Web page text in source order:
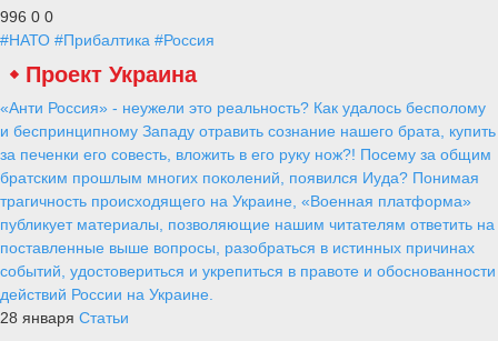
996 0 0
#НАТО #Прибалтика #Россия
Проект Украина
«Анти Россия» - неужели это реальность? Как удалось бесполому
и беспринципному Западу отравить сознание нашего брата, купить
за печенки его совесть, вложить в его руку нож?! Посему за общим
братским прошлым многих поколений, появился Иуда? Понимая
трагичность происходящего на Украине, «Военная платформа»
публикует материалы, позволяющие нашим читателям ответить на
поставленные выше вопросы, разобраться в истинных причинах
событий, удостовериться и укрепиться в правоте и обоснованности
действий России на Украине.
28 января Статьи